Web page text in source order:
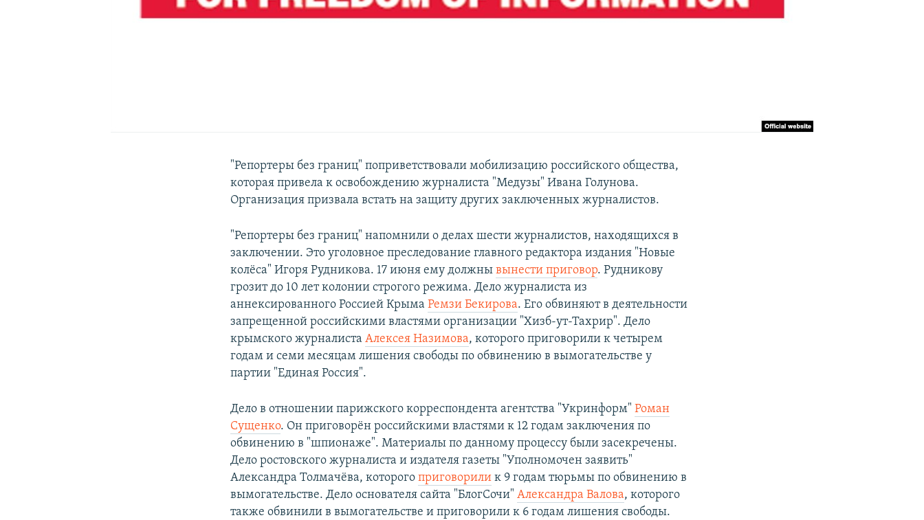
"Репортеры без границ" поприветствовали мобилизацию российского общества,
которая привела к освобождению журналиста "Медузы" Ивана Голунова.
Организация призвала встать на защиту других заключенных журналистов.
"Репортеры без границ" напомнили о делах шести журналистов, находящихся в
заключении. Это уголовное преследование главного редактора издания "Новые
колёса" Игоря Рудникова. 17 июня ему должнывынести приговор. Рудникову
грозит до 10 лет колонии строгого режима. Дело журналиста из
аннексированного Россией КрымаРемзи Бекирова. Его обвиняют в деятельности
запрещенной российскими властями организации "Хизб-ут-Тахрир". Дело
крымского журналистаАлексея Назимова, которого приговорили к четырем
годам и семи месяцам лишения свободы по обвинению в вымогательстве у
партии "Единая Россия".
Дело в отношении парижского корреспондента агентства "Укринформ"Роман
Сущенко. Он приговорён российскими властями к 12 годам заключения по
обвинению в "шпионаже". Материалы по данному процессу были засекречены.
Дело ростовского журналиста и издателя газеты "Уполномочен заявить"
Александра Толмачёва, которогоприговорили к 9 годам тюрьмы по обвинению в
вымогательстве. Дело основателя сайта "БлогСочи"Александра Валова, которого
также обвинили в вымогательстве и приговорили к 6 годам лишения свободы.